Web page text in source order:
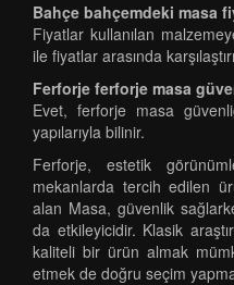
Bahçe bahçemdeki masa
Fiyatlar kullanılan
ile fiyatlar arasında
Ferforje ferforje masa
Evet, ferforje masa
yapılarıyla bilinir.
Ferforje, estetik
mekanlarda tercih edilen
alan Masa, güvenlik
da etkileyicidir. Klasik
kaliteli bir ürün almak
etmek de doğru seçim